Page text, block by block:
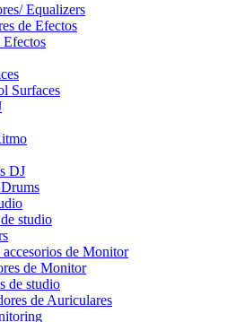
Equalizers
de Efectos
Efectos
Surfaces
DJ
studio
accesorios de Monitor
de Monitor
de studio
de Auriculares